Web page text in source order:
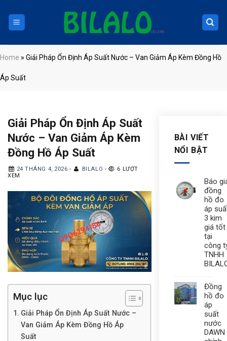
content
Home » Giải Pháp Ổn Định Áp Suất Nước – Van Giảm Áp Kèm Đồng Hồ
Áp Suất
Giải Pháp Ổn Định Áp Suất
Nước – Van Giảm Áp Kèm
Đồng Hồ Áp Suất
24 THÁNG 4, 2026 - BILALO -
6 LƯỢT
XEM
Mục lục
Giải Pháp Ổn Định Áp Suất Nước –
Van Giảm Áp Kèm Đồng Hồ Áp
Suất
BÀI VIẾT
NỔI BẬT
Báo
đồng
hồ đo
áp
3 kim
giá tốt
tại
công
TNHH
Đồng
hồ đo
áp
suất
nước
DAWN